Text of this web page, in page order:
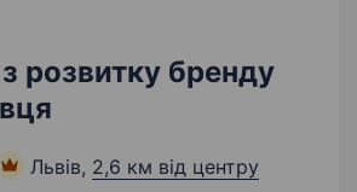
розвитку бренду
Львів, 2,6 км від центру